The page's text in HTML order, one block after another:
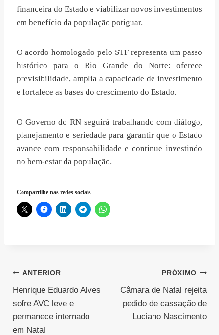
financeira do Estado e viabilizar novos investimentos
em benefício da população potiguar.
O acordo homologado pelo STF representa um passo
histórico para o Rio Grande do Norte: oferece
previsibilidade, amplia a capacidade de investimento
e fortalece as bases do crescimento do Estado.
O Governo do RN seguirá trabalhando com diálogo,
planejamento e seriedade para garantir que o Estado
avance com responsabilidade e continue investindo
no bem-estar da população.
Compartilhe nas redes sociais
Navegação
de
Post
ANTERIOR
Henrique Eduardo Alves
sofre AVC leve e
permanece internado
em Natal
PRÓXIMO
Câmara de Natal rejeita
pedido de cassação de
Luciano Nascimento